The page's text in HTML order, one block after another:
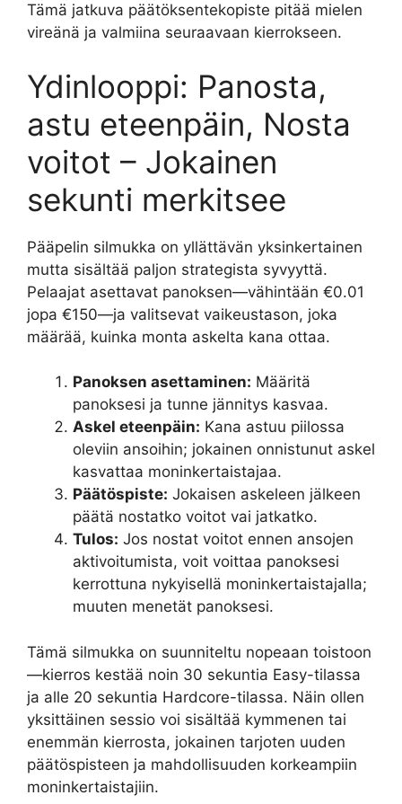
Tämä jatkuva päätöksentekopiste pitää mielen
vireänä ja valmiina seuraavaan kierrokseen.
Ydinlooppi: Panosta,
astu eteenpäin, Nosta
voitot – Jokainen
sekunti merkitsee
Pääpelin silmukka on yllättävän yksinkertainen
mutta sisältää paljon strategista syvyyttä.
Pelaajat asettavat panoksen—vähintään €0.01
jopa €150—ja valitsevat vaikeustason, joka
määrää, kuinka monta askelta kana ottaa.
Panoksen asettaminen: Määritä
panoksesi ja tunne jännitys kasvaa.
Askel eteenpäin: Kana astuu piilossa
oleviin ansoihin; jokainen onnistunut askel
kasvattaa moninkertaistajaa.
Päätöspiste: Jokaisen askeleen jälkeen
päätä nostatko voitot vai jatkatko.
Tulos: Jos nostat voitot ennen ansojen
aktivoitumista, voit voittaa panoksesi
kerrottuna nykyisellä moninkertaistajalla;
muuten menetät panoksesi.
Tämä silmukka on suunniteltu nopeaan toistoon
—kierros kestää noin 30 sekuntia Easy-tilassa
ja alle 20 sekuntia Hardcore-tilassa. Näin ollen
yksittäinen sessio voi sisältää kymmenen tai
enemmän kierrosta, jokainen tarjoten uuden
päätöspisteen ja mahdollisuuden korkeampiin
moninkertaistajiin.